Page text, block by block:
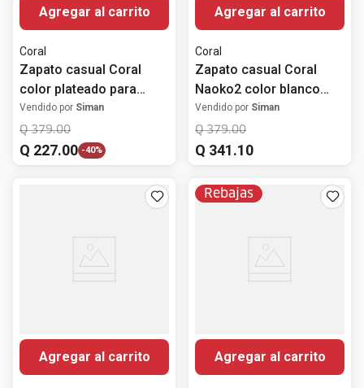
Agregar al carrito
Coral
Zapato casual Coral
color plateado para
mujer
Vendido por Siman
Q 379.00
Q 227.00 -40%
Agregar al carrito
Coral
Zapato casual Coral
Naoko2 color blanco
para mujer
Vendido por Siman
Q 379.00
Q 341.10
Agregar al carrito
Rebajas
Agregar al carrito